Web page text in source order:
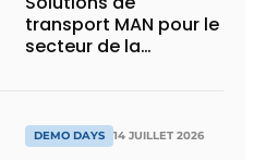
transport MAN pour le
secteur de la
DEMO DAYS 14 JUILLET 2026